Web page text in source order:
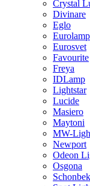
Crystal
Divinare
Eglo
Eurosvet
Favourite
Freya
IDLamp
Lightstar
Lucide
Masiero
Maytoni
MW-
Newport
Odeon
Osgona
Schonbek